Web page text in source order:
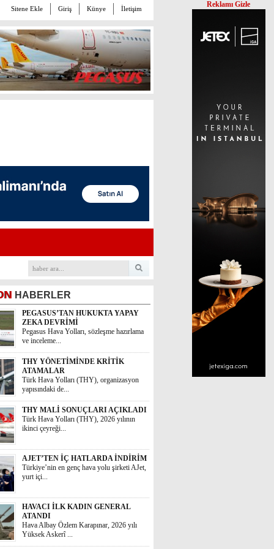
Sitene Ekle Giriş Künye İletişim
HABERLER
PEGASUS’TAN HUKUKTA YAPAY
ZEKA DEVRİMİ
Pegasus Hava Yolları, sözleşme hazırlama
ve inceleme...
THY YÖNETİMİNDE KRİTİK
ATAMALAR
Türk Hava Yolları (THY), organizasyon
yapısındaki de...
THY MALİ SONUÇLARI AÇIKLADI
Türk Hava Yolları (THY), 2026 yılının
ikinci çeyreği...
AJET’TEN İÇ HATLARDA İNDİRİM
Türkiye’nin en genç hava yolu şirketi AJet,
yurt içi...
HAVACI İLK KADIN GENERAL
ATANDI
Hava Albay Özlem Karapınar, 2026 yılı
Yüksek Askerî ...
Reklamı Gizle